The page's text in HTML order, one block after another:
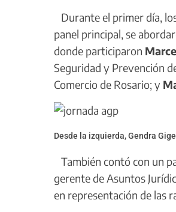
Durante el primer día,
panel principal, se
donde participaron
Seguridad y Prevención
Comercio de Rosario; y
Desde la izquierda, Gendra
También contó con un
gerente de Asuntos
en representación de las